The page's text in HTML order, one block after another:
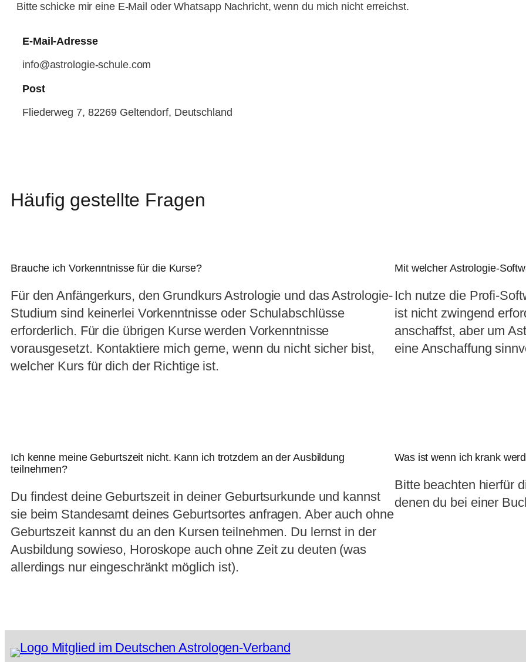
Bitte schicke mir eine E-Mail oder Whatsapp Nachricht, wenn du mich nicht erreichst.
E-Mail-Adresse
info@astrologie-schule.com
Post
Fliederweg 7, 82269 Geltendorf, Deutschland
Häufig gestellte Fragen
Brauche ich Vorkenntnisse für die Kurse?
Für den Anfängerkurs, den Grundkurs Astrologie und das Astrologie-
Studium sind keinerlei Vorkenntnisse oder Schulabschlüsse
erforderlich. Für die übrigen Kurse werden Vorkenntnisse
vorausgesetzt. Kontaktiere mich gerne, wenn du nicht sicher bist,
welcher Kurs für dich der Richtige ist.
Mit welcher Astrologie-
Ich nutze die Profi-
ist nicht zwingend
anschaffst, aber um
eine Anschaffung
Ich kenne meine Geburtszeit nicht. Kann ich trotzdem an der Ausbildung
teilnehmen?
Du findest deine Geburtszeit in deiner Geburtsurkunde und kannst
sie beim Standesamt deines Geburtsortes anfragen. Aber auch ohne
Geburtszeit kannst du an den Kursen teilnehmen. Du lernst in der
Ausbildung sowieso, Horoskope auch ohne Zeit zu deuten (was
allerdings nur eingeschränkt möglich ist).
Was ist wenn ich krank
Bitte beachten hierfür
denen du bei einer